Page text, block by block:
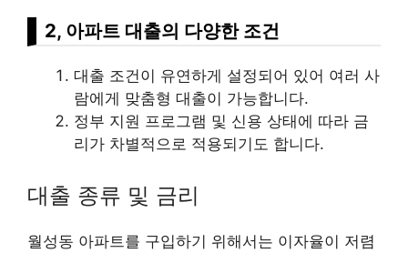
2, 아파트 대출의 다양한 조건
대출 조건이 유연하게 설정되어 있어 여러 사
람에게 맞춤형 대출이 가능합니다.
정부 지원 프로그램 및 신용 상태에 따라 금
리가 차별적으로 적용되기도 합니다.
대출 종류 및 금리
월성동 아파트를 구입하기 위해서는 이자율이 저렴